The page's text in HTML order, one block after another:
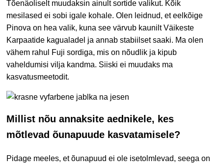
Tõenäoliselt muudaksin ainult sortide valikut. Kõik
mesilased ei sobi igale kohale. Olen leidnud, et eelkõige
Pinova on hea valik, kuna see värvub kaunilt Väikeste
Karpaatide kagualadel ja annab stabiilset saaki. Ma olen
vähem rahul Fuji sordiga, mis on nõudlik ja kipub
vaheldumisi vilja kandma. Siiski ei muudaks ma
kasvatusmeetodit.
Millist nõu annaksite aednikele, kes
mõtlevad õunapuude kasvatamisele?
Pidage meeles, et õunapuud ei ole isetolmlevad, seega on